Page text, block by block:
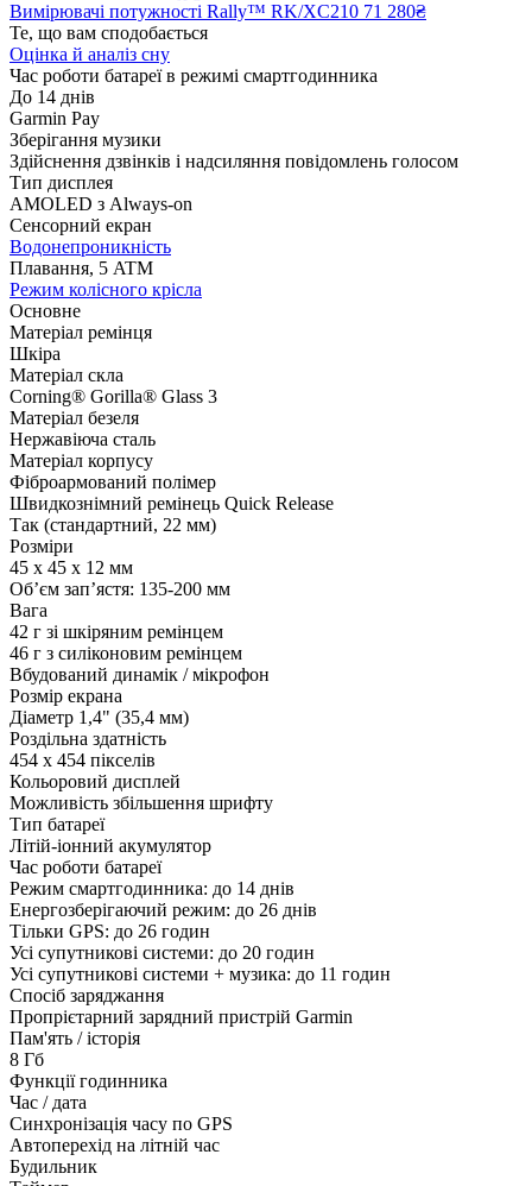
Вимірювачі потужності Rally™ RK/XC210 71 280₴
Те, що вам сподобається
Оцінка й аналіз сну
Час роботи батареї в режимі смартгодинника
До 14 днів
Garmin Pay
Зберігання музики
Здійснення дзвінків і надсиляння повідомлень голосом
Тип дисплея
AMOLED з Always-on
Сенсорний екран
Водонепроникність
Плавання, 5 ATM
Режим колісного крісла
Основне
Матеріал ремінця
Шкіра
Матеріал скла
Corning® Gorilla® Glass 3
Матеріал безеля
Нержавіюча сталь
Матеріал корпусу
Фіброармований полімер
Швидкознімний ремінець Quick Release
Так (стандартний, 22 мм)
Розміри
45 x 45 x 12 мм
Об’єм зап’ястя: 135-200 мм
Вага
42 г зі шкіряним ремінцем
46 г з силіконовим ремінцем
Вбудований динамік / мікрофон
Розмір екрана
Діаметр 1,4" (35,4 мм)
Роздільна здатність
454 x 454 пікселів
Кольоровий дисплей
Можливість збільшення шрифту
Тип батареї
Літій-іонний акумулятор
Час роботи батареї
Режим смартгодинника: до 14 днів
Енергозберігаючий режим: до 26 днів
Тільки GPS: до 26 годин
Усі супутникові системи: до 20 годин
Усі супутникові системи + музика: до 11 годин
Спосіб заряджання
Пропрієтарний зарядний пристрій Garmin
Пам'ять / історія
8 Гб
Функції годинника
Час / дата
Синхронізація часу по GPS
Автоперехід на літній час
Будильник